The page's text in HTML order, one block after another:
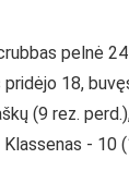
pelnė
18,
(9 rez.
- 10